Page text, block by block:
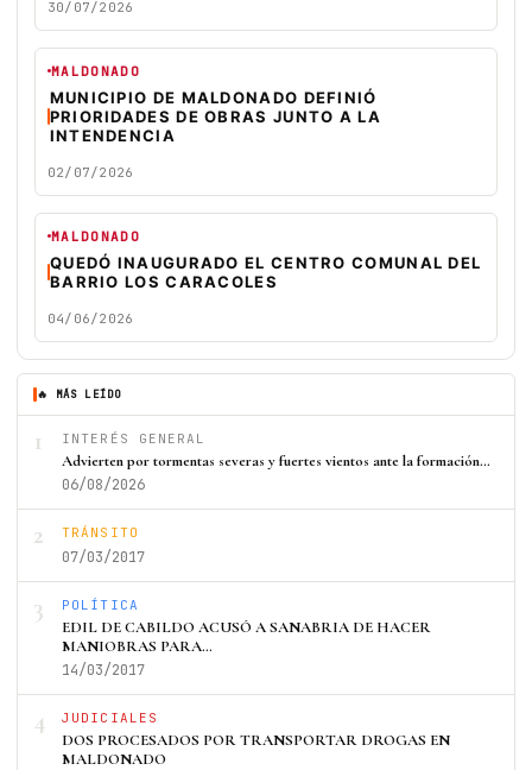
30/07/2026
MALDONADO
MUNICIPIO DE MALDONADO DEFINIÓ
PRIORIDADES DE OBRAS JUNTO A LA
INTENDENCIA
02/07/2026
MALDONADO
QUEDÓ INAUGURADO EL CENTRO COMUNAL DEL
BARRIO LOS CARACOLES
04/06/2026
🔥 MÁS LEÍDO
1 INTERÉS GENERAL
Advierten por tormentas severas y fuertes vientos ante la formación…
06/08/2026
2 TRÁNSITO
07/03/2017
3 POLÍTICA
EDIL DE CABILDO ACUSÓ A SANABRIA DE HACER
MANIOBRAS PARA…
14/03/2017
4 JUDICIALES
DOS PROCESADOS POR TRANSPORTAR DROGAS EN
MALDONADO